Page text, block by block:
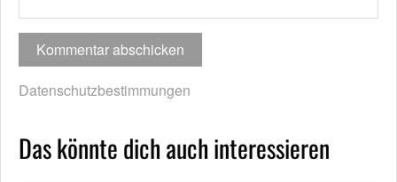
Datenschutzbestimmungen
Das könnte dich auch interessieren